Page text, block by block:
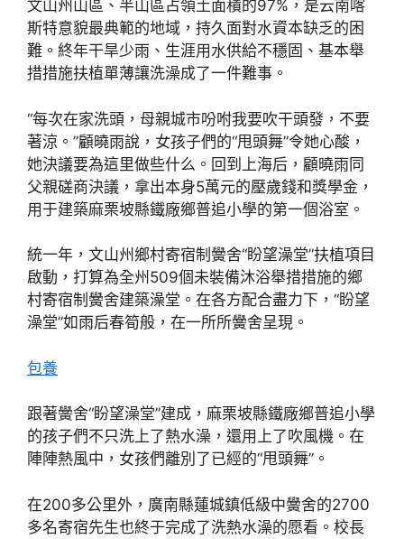
文山州山區、半山區占領土面積的97%，是云南喀
斯特意貌最典範的地域，持久面對水資本缺乏的困
難。終年干旱少雨、生涯用水供給不穩固、基本舉
措措施扶植單薄讓洗澡成了一件難事。
“每次在家洗頭，母親城市吩咐我要吹干頭發，不要
著涼。”顧曉雨說，女孩子們的“甩頭舞”令她心酸，
她決議要為這里做些什么。回到上海后，顧曉雨同
父親磋商決議，拿出本身5萬元的壓歲錢和獎學金，
用于建築麻栗坡縣鐵廠鄉普追小學的第一個浴室。
統一年，文山州鄉村寄宿制黌舍“盼望澡堂”扶植項目
啟動，打算為全州509個未裝備沐浴舉措措施的鄉
村寄宿制黌舍建築澡堂。在各方配合盡力下，“盼望
澡堂”如雨后春筍般，在一所所黌舍呈現。
包養
跟著黌舍“盼望澡堂”建成，麻栗坡縣鐵廠鄉普追小學
的孩子們不只洗上了熱水澡，還用上了吹風機。在
陣陣熱風中，女孩們離別了已經的“甩頭舞”。
在200多公里外，廣南縣蓮城鎮低級中黌舍的2700
多名寄宿先生也終于完成了洗熱水澡的愿看。校長